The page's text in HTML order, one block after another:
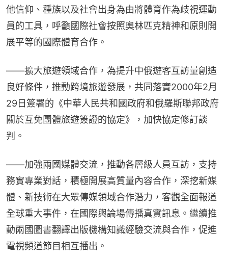
他信仰、種族以及社會出身為由將體育作為歧視運動
員的工具，呼籲國際社會按照奧林匹克精神和原則開
展平等的國際體育合作。
——擴大旅遊領域合作，為提升中俄遊客互訪量創造
良好條件，推動跨境旅遊發展，共同落實2000年2月
29日簽署的《中華人民共和國政府和俄羅斯聯邦政府
關於互免團體旅遊簽證的協定》，加快協定修訂談
判。
——加強兩國媒體交流，推動各層級人員互訪，支持
務實專業對話，積極開展高質量內容合作，深挖新媒
體、新技術在大眾傳媒領域合作潛力，客觀全面報道
全球重大事件，在國際輿論場傳播真實訊息。繼續推
動兩國圖書翻譯出版機構知識經驗交流與合作，促進
電視頻道節目相互播出。